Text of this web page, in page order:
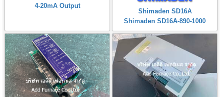
4-20mA Output
Shimaden SD16A
Shimaden SD16A-890-1000